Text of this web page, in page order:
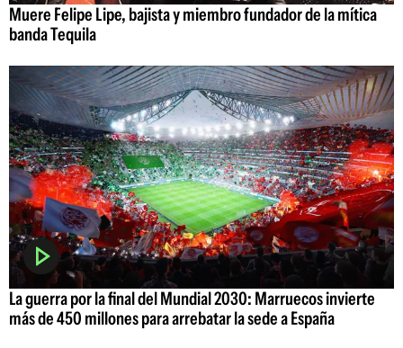
Muere Felipe Lipe, bajista y miembro fundador de la mítica
banda Tequila
La guerra por la final del Mundial 2030: Marruecos invierte
más de 450 millones para arrebatar la sede a España